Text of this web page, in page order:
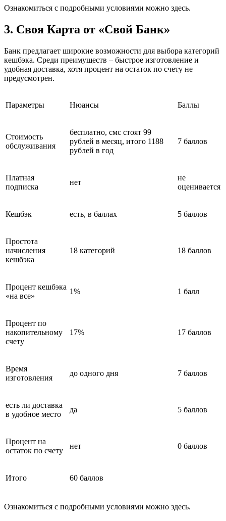
Ознакомиться с подробными условиями можно здесь.
3. Своя Карта от «Свой Банк»
Банк предлагает широкие возможности для выбора категорий
кешбэка. Среди преимуществ – быстрое изготовление и
удобная доставка, хотя процент на остаток по счету не
предусмотрен.
Параметры Нюансы Баллы
Стоимость
обслуживания
бесплатно, смс стоят 99
рублей в месяц, итого 1188
рублей в год
7 баллов
Платная
подписка
нет
не
оценивается
Кешбэк есть, в баллах 5 баллов
Простота
начисления
кешбэка
18 категорий 18 баллов
Процент кешбэка
«на все»
1% 1 балл
Процент по
накопительному
счету
17% 17 баллов
Время
изготовления
до одного дня 7 баллов
есть ли доставка
в удобное место
да 5 баллов
Процент на
остаток по счету
нет 0 баллов
Итого 60 баллов
Ознакомиться с подробными условиями можно здесь.